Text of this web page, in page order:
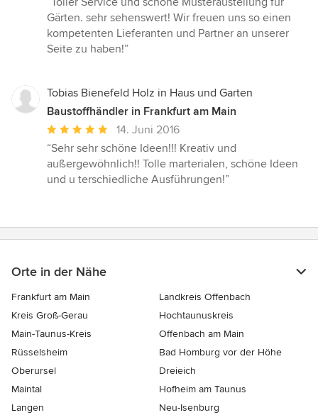
5
von
5
Gärten. sehr sehenswert! Wir freuen uns so einen
kompetenten Lieferanten und Partner an unserer
Seite zu haben!”
Tobias Bienefeld Holz in Haus und Garten
Baustoffhändler in Frankfurt am Main
Durchschnittliche
Bewertung:
5
von
14. Juni 2016
“Sehr sehr schöne Ideen!!! Kreativ und
außergewöhnlich!! Tolle marterialen, schöne Ideen
und u terschiedliche Ausführungen!”
Orte in der Nähe
Frankfurt am Main
Landkreis Offenbach
Kreis Groß-Gerau
Hochtaunuskreis
Main-Taunus-Kreis
Offenbach am Main
Rüsselsheim
Bad Homburg vor der Höhe
Oberursel
Dreieich
Maintal
Hofheim am Taunus
Langen
Neu-Isenburg